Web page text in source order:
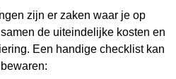
zijn er zaken waar je op
de uiteindelijke kosten en
Een handige checklist kan